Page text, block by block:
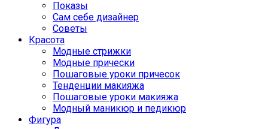
Показы
Сам себе дизайнер
Советы
Красота
Модные стрижки
Модные прически
Пошаговые уроки причесок
Тенденции макияжа
Пошаговые уроки макияжа
Модный маникюр и педикюр
Фигура